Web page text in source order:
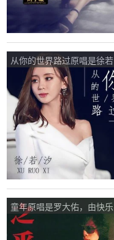
从你的世界路过原唱是徐若
汐，由快乐一生翻唱(播
放:39)
童年原唱是罗大佑，由快乐
一生翻唱(播放:72)